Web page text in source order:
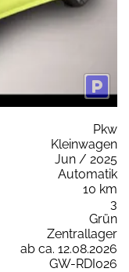
Pkw
Kleinwagen
Jun / 2025
Automatik
10 km
3
Grün
Zentrallager
ab ca. 12.08.2026
GW-RDI026